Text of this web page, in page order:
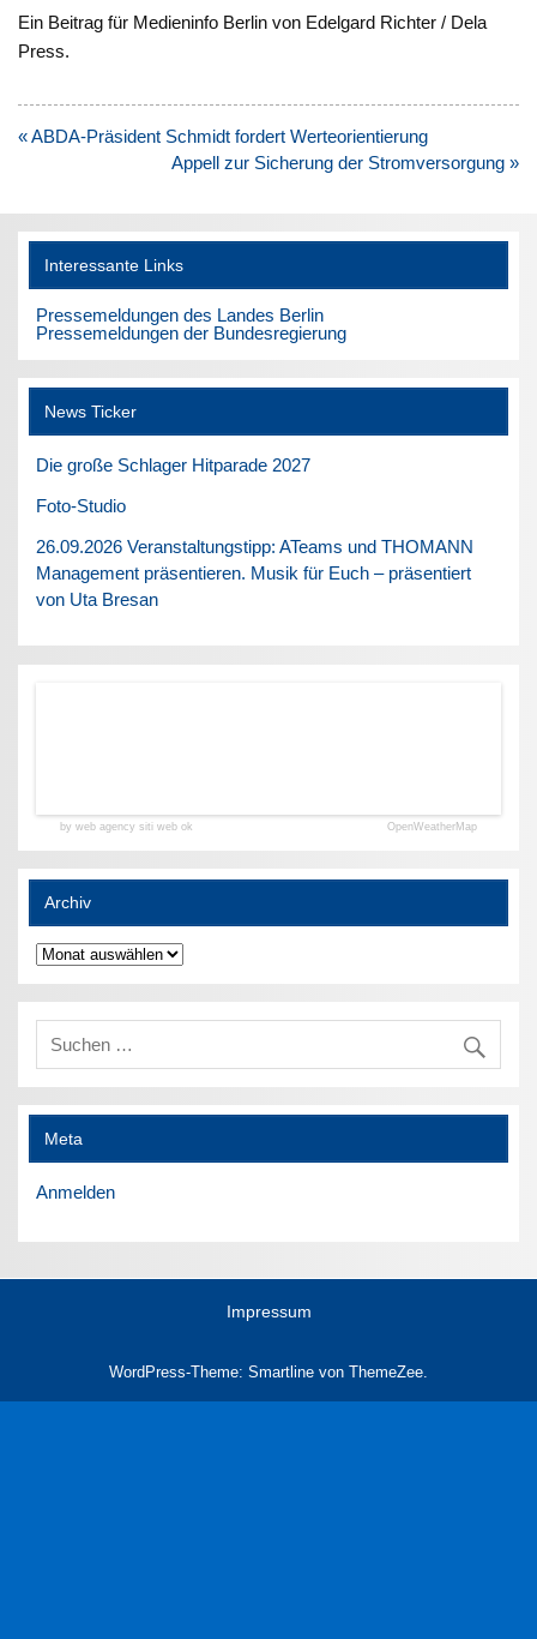
Ein Beitrag für Medieninfo Berlin von Edelgard Richter / Dela
Press.
Beitragsnavigation
« ABDA-Präsident Schmidt fordert Werteorientierung
Appell zur Sicherung der Stromversorgung »
Interessante Links
Pressemeldungen des Landes Berlin
Pressemeldungen der Bundesregierung
News Ticker
Die große Schlager Hitparade 2027
Foto-Studio
26.09.2026 Veranstaltungstipp: ATeams und THOMANN
Management präsentieren. Musik für Euch – präsentiert
von Uta Bresan
by web agency siti web ok OpenWeatherMap
Archiv
Archiv
Meta
Anmelden
Impressum
WordPress-Theme: Smartline von ThemeZee.